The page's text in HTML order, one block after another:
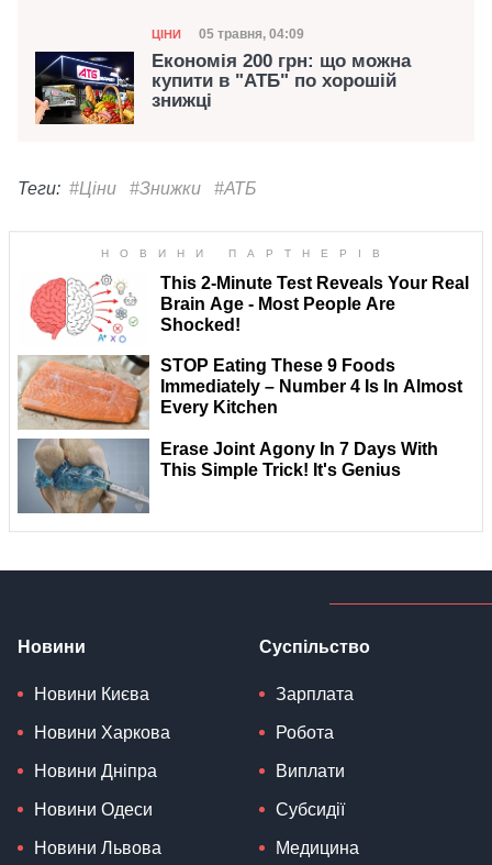
Категорія
ЦІНИ Дата публікації
05 травня, 04:09
Економія 200 грн: що можна
купити в "АТБ" по хорошій
знижці
Теги: #Ціни #Знижки #АТБ
Новини
Новини Києва
Новини Харкова
Новини Дніпра
Новини Одеси
Новини Львова
Суспільство
Зарплата
Робота
Виплати
Субсидії
Медицина